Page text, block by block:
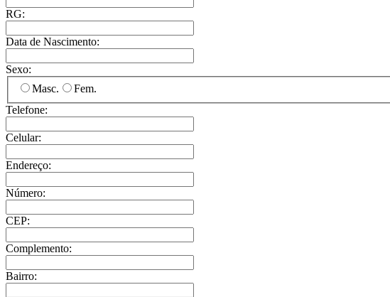
RG:
Data de Nascimento:
Sexo:
Masc.
Fem.
Telefone:
Celular:
Endereço:
Número:
CEP:
Complemento:
Bairro: